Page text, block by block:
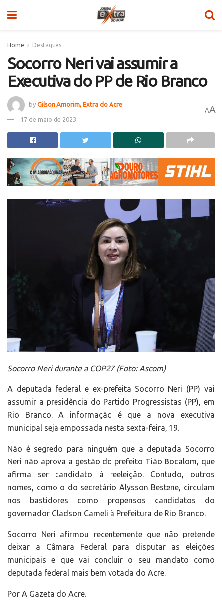
Home Destaques
Socorro Neri vai assumir a
Executiva do PP de Rio Branco
by Gilson Amorim, Extra do Acre
17 de maio de 2023
AA
Socorro Neri durante a COP27 (Foto: Ascom)
A deputada federal e ex-prefeita Socorro Neri (PP) vai
assumir a presidência do Partido Progressistas (PP), em
Rio Branco. A informação é que a nova executiva
municipal seja empossada nesta sexta-feira, 19.
Não é segredo para ninguém que a deputada Socorro
Neri não aprova a gestão do prefeito Tião Bocalom, que
afirma ser candidato à reeleição. Contudo, outros
nomes, como o do secretário Alysson Bestene, circulam
nos bastidores como propensos candidatos do
governador Gladson Cameli à Prefeitura de Rio Branco.
Socorro Neri afirmou recentemente que não pretende
deixar a Câmara Federal para disputar as eleições
municipais e que vai concluir o seu mandato como
deputada federal mais bem votada do Acre.
Por A Gazeta do Acre.